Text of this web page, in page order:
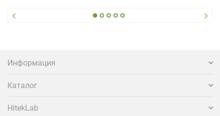
Информация
Каталог
HitekLab